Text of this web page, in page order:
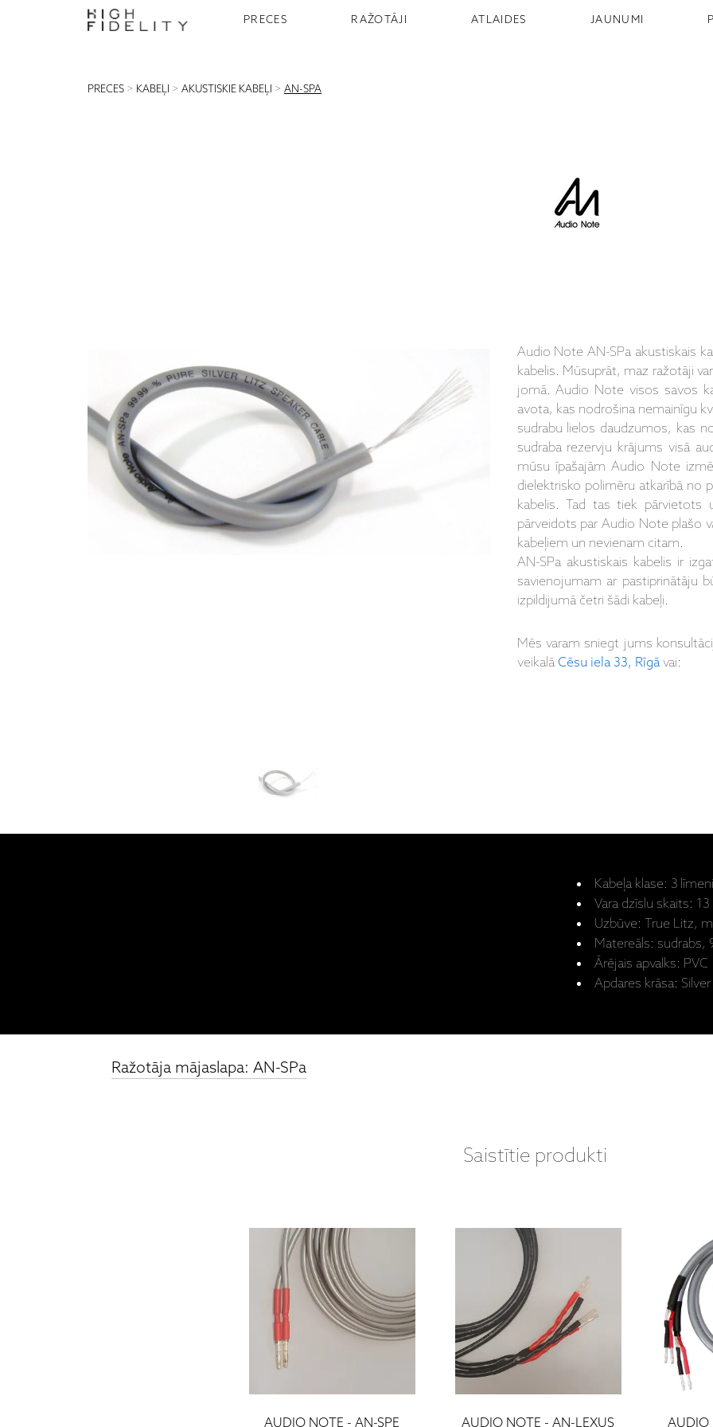
PRECES RAŽOTĀJI ATLAIDES JAUNUMI
PRECES > KABEĻI > AKUSTISKIE KABEĻI > AN-SPA
Audio Note AN-SPa akustiskais
kabelis. Mūsuprāt, maz ražotāji
jomā. Audio Note visos savos
avota, kas nodrošina nemainīgu
sudrabu lielos daudzumos, kas
sudraba rezervju krājums visā
mūsu īpašajām Audio Note
dielektrisko polimēru atkarībā no
kabelis. Tad tas tiek pārvietots
pārveidots par Audio Note plašo
kabeļiem un nevienam citam.
AN-SPa akustiskais kabelis ir
savienojumam ar pastiprinātāju
izpildijumā četri šādi kabeļi.
Mēs varam sniegt jums
veikalāCēsu iela 33, Rīgāvai:
Kabeļa klase: 3
Vara dzīslu skaits: 13
Uzbūve: True Litz,
Matereāls: sudrabs,
Ārējais apvalks: PVC
Apdares krāsa: Silver
Ražotāja mājaslapa: AN-SPa
Saistītie produkti
AUDIO NOTE - AN-SPE AUDIO NOTE - AN-LEXUS AUDIO